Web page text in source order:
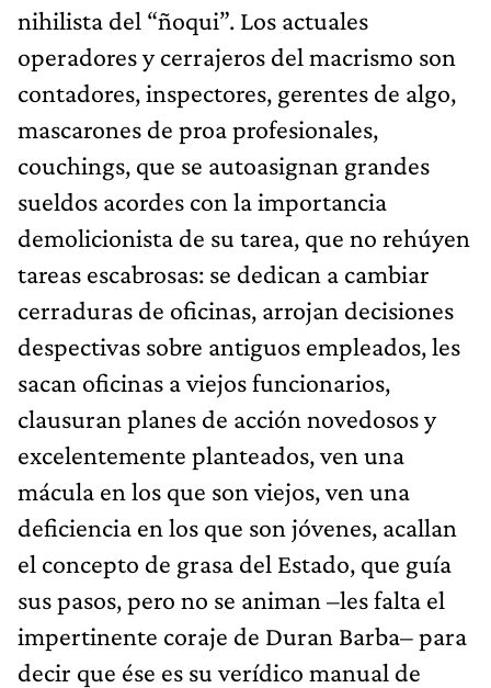
nihilista del “ñoqui”. Los actuales
operadores y cerrajeros del macrismo son
contadores, inspectores, gerentes de algo,
mascarones de proa profesionales,
couchings, que se autoasignan grandes
sueldos acordes con la importancia
demolicionista de su tarea, que no rehúyen
tareas escabrosas: se dedican a cambiar
cerraduras de oficinas, arrojan decisiones
despectivas sobre antiguos empleados, les
sacan oficinas a viejos funcionarios,
clausuran planes de acción novedosos y
excelentemente planteados, ven una
mácula en los que son viejos, ven una
deficiencia en los que son jóvenes, acallan
el concepto de grasa del Estado, que guía
sus pasos, pero no se animan –les falta el
impertinente coraje de Duran Barba– para
decir que ése es su verídico manual de